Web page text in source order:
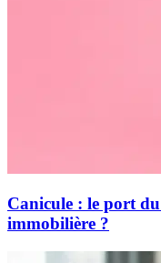
Canicule : le port
immobilière ?